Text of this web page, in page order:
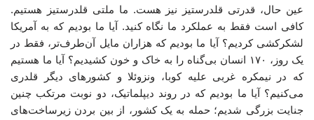
عین حال، قدرتی قلدرستیز نیز هست. ما ملتی قلدرستیز هستیم.
کافی است فقط به عملکرد ما نگاه کنید. آیا ما بودیم که به آمریکا
لشکرکشی کردیم؟ آیا ما بودیم که هزاران مایل آن‌طرف‌تر، فقط در
یک روز، ۱۷۰ انسان بی‌گناه را به خاک و خون کشیدیم؟ آیا ما هستیم
که در نیمکره غربی علیه کوبا، ونزوئلا و کشورهای دیگر قلدری
می‌کنیم؟ آیا ما بودیم که در روند دیپلماتیک، دو نوبت مرتکب چنین
جنایت بزرگی شدیم؛ حمله به یک کشور، از بین بردن زیرساخت‌های